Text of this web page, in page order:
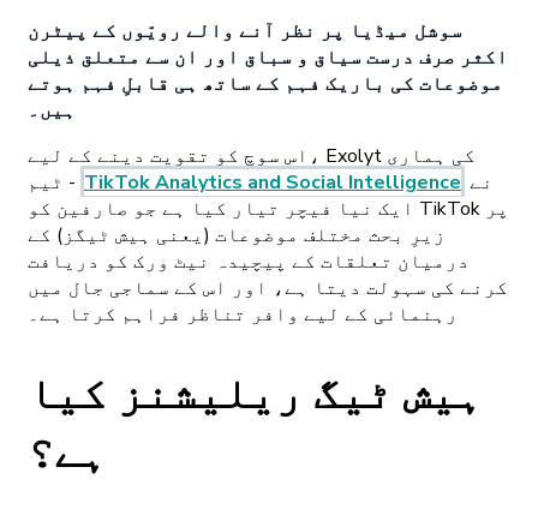
سوشل میڈیا پر نظر آنے والے رویّوں کے پیٹرن
اکثر صرف درست سیاق و سباق اور ان سے متعلق ذیلی
موضوعات کی باریک فہم کے ساتھ ہی قابلِ فہم ہوتے
ہیں۔
اس سوچ کو تقویت دینے کے لیے، Exolyt کی ہماری
ٹیم - TikTok Analytics and Social Intelligence
ایک نیا فیچر تیار کیا ہے جو صارفین کو TikTok پر
زیرِ بحث مختلف موضوعات (یعنی ہیش ٹیگز) کے
درمیان تعلقات کے پیچیدہ نیٹ ورک کو دریافت
کرنے کی سہولت دیتا ہے، اور اس کے سماجی جال میں
رہنمائی کے لیے وافر تناظر فراہم کرتا ہے۔
ہیش ٹیگ ریلیشنز کیا
ہے؟